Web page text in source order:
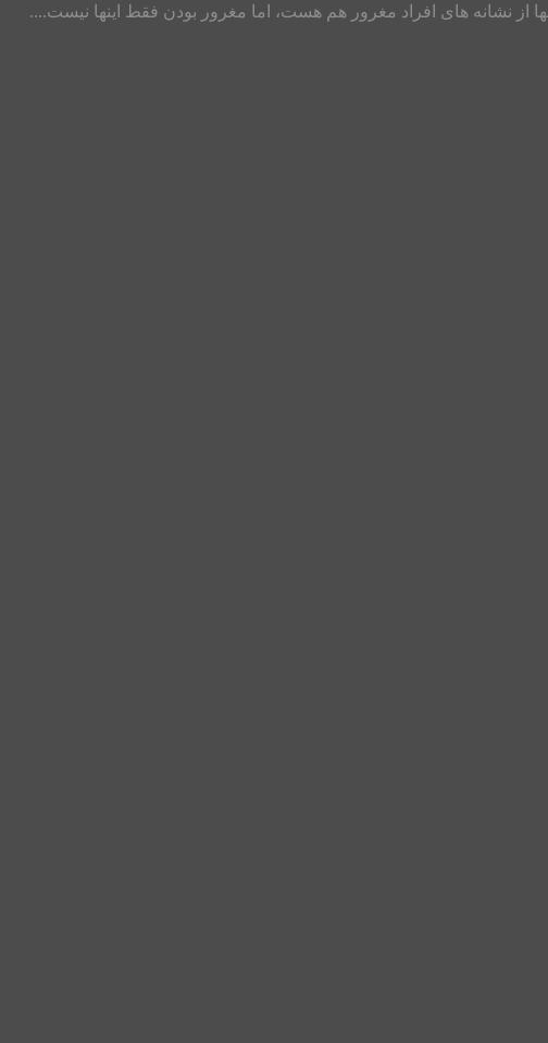
از نشانه های افراد مغرور هم هست، اما مغرور بودن فقط اینها نیست....